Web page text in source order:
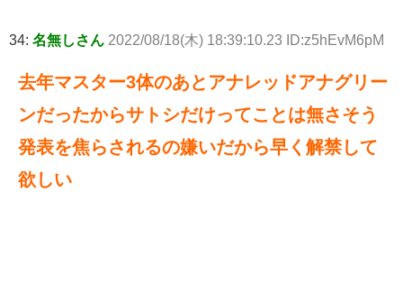
34: 名無しさん 2022/08/18(木) 18:39:10.23 ID:z5hEvM6pM
去年マスター3体のあとアナレッドアナグリー
ンだったからサトシだけってことは無さそう
発表を焦らされるの嫌いだから早く解禁して
欲しい